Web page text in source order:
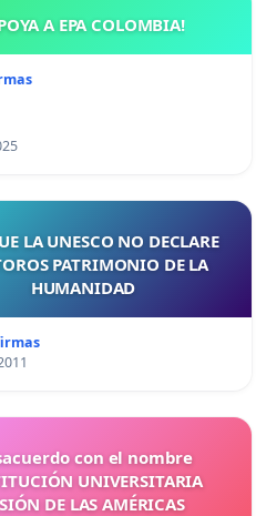
A EPA COLOMBIA!
LA UNESCO NO DECLARE
PATRIMONIO DE LA
HUMANIDAD
con el nombre
UNIVERSITARIA
DE LAS AMÉRICAS